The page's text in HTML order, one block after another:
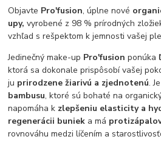
Objavte Pro'fusion, úplne nové
upy, vyrobené z 98 % prírodných
vzhľad s rešpektom k jemnosti vašej
Jedinečný make-up Pro'fusion ponúka
ktorá sa dokonale prispôsobí vašej
ju prirodzene žiarivú a zjednotenú.
bambusu, ktoré sú bohaté na
napomáha k zlepšeniu elasticity a
regenerácii buniek a má
rovnováhu medzi líčením a